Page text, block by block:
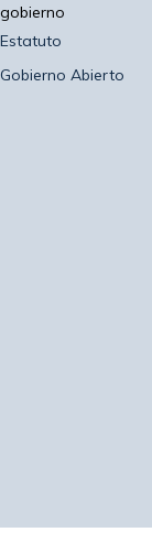
gobierno
Estatuto
Gobierno Abierto